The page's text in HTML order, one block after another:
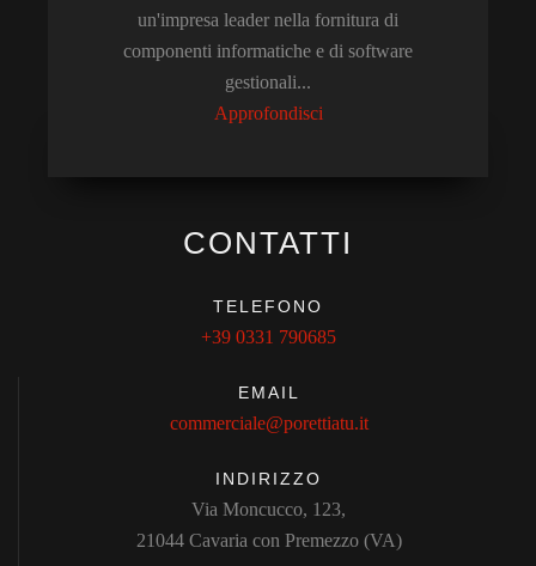
un'impresa leader nella fornitura di
componenti informatiche e di software
gestionali...
Approfondisci
CONTATTI
TELEFONO
+39 0331 790685
EMAIL
commerciale@porettiatu.it
INDIRIZZO
Via Moncucco, 123,
21044 Cavaria con Premezzo (VA)